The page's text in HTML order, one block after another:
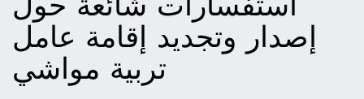
إصدار وتجديد إقامة عامل
تربية مواشي